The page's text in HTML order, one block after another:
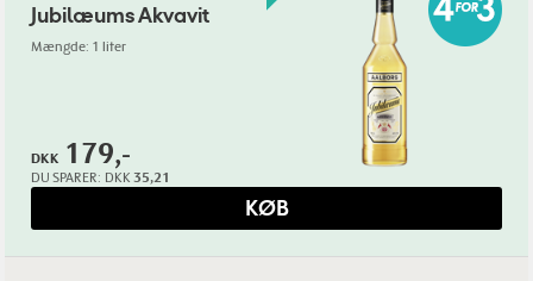
Jubilæums Akvavit
Mængde: 1 liter
DKK 179,-
DU SPARER: DKK 35,21
KØB